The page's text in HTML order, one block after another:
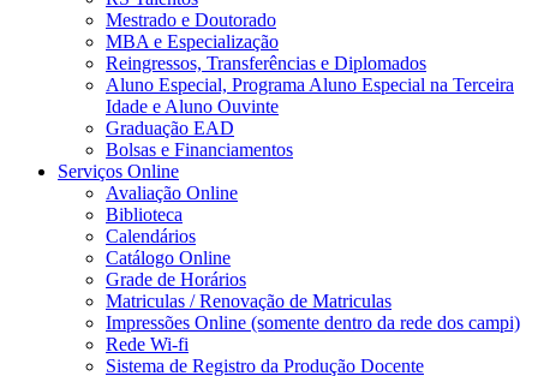
Mestrado e Doutorado
MBA e Especialização
Reingressos, Transferências e Diplomados
Aluno Especial, Programa Aluno Especial na Terceira
Idade e Aluno Ouvinte
Graduação EAD
Bolsas e Financiamentos
Serviços Online
Avaliação Online
Biblioteca
Calendários
Catálogo Online
Grade de Horários
Matriculas / Renovação de Matriculas
Impressões Online (somente dentro da rede dos campi)
Rede Wi-fi
Sistema de Registro da Produção Docente